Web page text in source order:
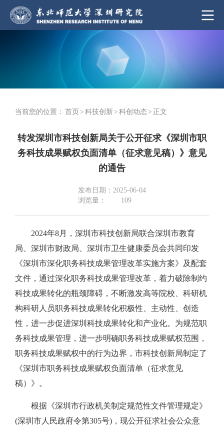
当前您的位置： 首页> 科技创新> 科创动态> 正文
转发深圳市科技创新局关于公开征求《深圳市职
务科技成果赋权负面清单（征求意见稿）》意见
的通告
发布日期：2025-06-04
浏览量：
109
2024年8月，深圳市科技创新局联合深圳市教育
局、深圳市财政局、深圳市卫生健康委员会共同印发
《深圳市深化职务科技成果管理改革实施方案》及配套
文件，通过深化职务科技成果管理改革，着力破除制约
科技成果转化的瓶颈障碍，不断激发高等院校、科研机
构科研人员职务科技成果转化积极性、主动性、创造
性，进一步促进深圳科技成果转化和产业化。为规范职
务科技成果管理，进一步明确职务科技成果赋权范围，
职务科技成果赋权中的行为边界，市科技创新局制定了
《深圳市职务科技成果赋权负面清单（征求意见
稿）》。
根据《深圳市行政机关制定规范性文件管理规定》
(深圳市人民政府令第305号)，现公开征求社会公众意